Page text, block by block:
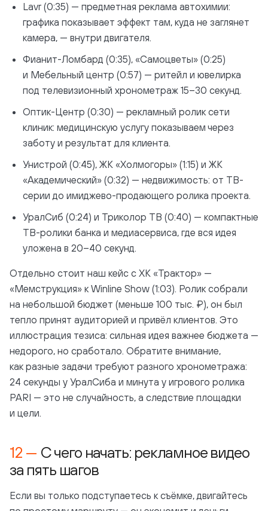
Lavr (0:35) — предметная реклама автохимии:
графика показывает эффект там, куда не заглянет
камера, — внутри двигателя.
Фианит-Ломбард (0:35), «Самоцветы» (0:25)
и Мебельный центр (0:57) — ритейл и ювелирка
под телевизионный хронометраж 15–30 секунд.
Оптик-Центр (0:30) — рекламный ролик сети
клиник: медицинскую услугу показываем через
заботу и результат для клиента.
Унистрой (0:45), ЖК «Холмогоры» (1:15) и ЖК
«Академический» (0:32) — недвижимость: от ТВ-
серии до имиджево-продающего ролика проекта.
УралСиб (0:24) и Триколор ТВ (0:40) — компактные
ТВ-ролики банка и медиасервиса, где вся идея
уложена в 20–40 секунд.
Отдельно стоит наш кейс с ХК «Трактор» —
«Мемструкция» к Winline Show (1:03). Ролик собрали
на небольшой бюджет (меньше 100 тыс. ₽), он был
тепло принят аудиторией и привёл клиентов. Это
иллюстрация тезиса: сильная идея важнее бюджета —
недорого, но сработало. Обратите внимание,
как разные задачи требуют разного хронометража:
24 секунды у УралСиба и минута у игрового ролика
PARI — это не случайность, а следствие площадки
и цели.
С чего начать: рекламное видео
за пять шагов
Если вы только подступаетесь к съёмке, двигайтесь